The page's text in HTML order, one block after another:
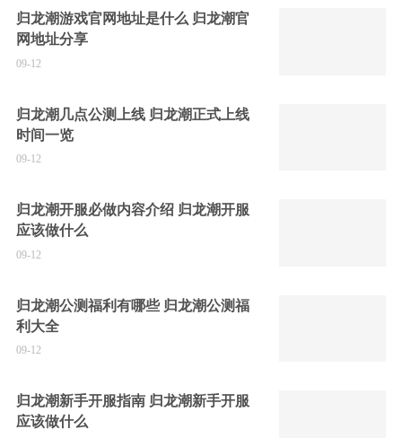
归龙潮游戏官网地址是什么 归龙潮官
网地址分享
09-12
归龙潮几点公测上线 归龙潮正式上线
时间一览
09-12
归龙潮开服必做内容介绍 归龙潮开服
应该做什么
09-12
归龙潮公测福利有哪些 归龙潮公测福
利大全
09-12
归龙潮新手开服指南 归龙潮新手开服
应该做什么